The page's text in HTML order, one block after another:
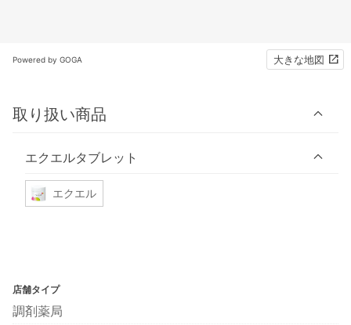
Powered by GOGA 大きな地図
取り扱い商品
エクエルタブレット
エクエル
店舗タイプ
調剤薬局